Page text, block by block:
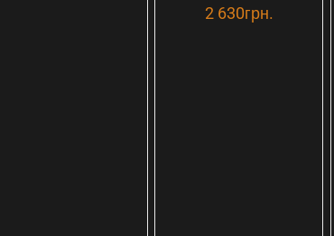
2 630грн.